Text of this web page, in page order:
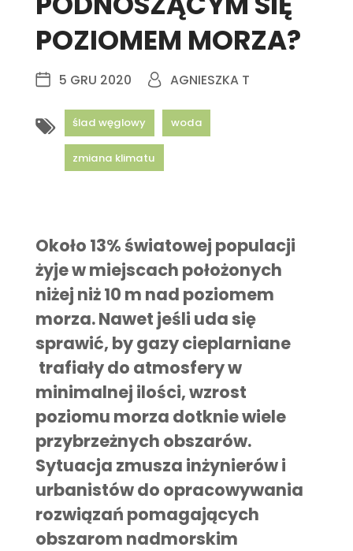
POZIOMEM MORZA?
5 GRU 2020 AGNIESZKA T
ślad węglowy woda
zmiana klimatu
Około 13% światowej populacji
żyje w miejscach położonych
niżej niż 10 m nad poziomem
morza. Nawet jeśli uda się
sprawić, by gazy cieplarniane
trafiały do atmosfery w
minimalnej ilości,wzrost
poziomu morza dotknie wiele
przybrzeżnych obszarów.
Sytuacja zmusza inżynierów i
urbanistów do opracowywania
rozwiązań pomagających
obszarom nadmorskim